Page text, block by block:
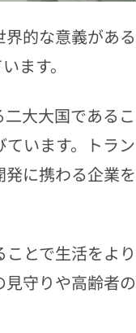
的な意義がある
ます。
大大国であるこ
います。トラン
に携わる企業を
とで生活をより
守りや高齢者の